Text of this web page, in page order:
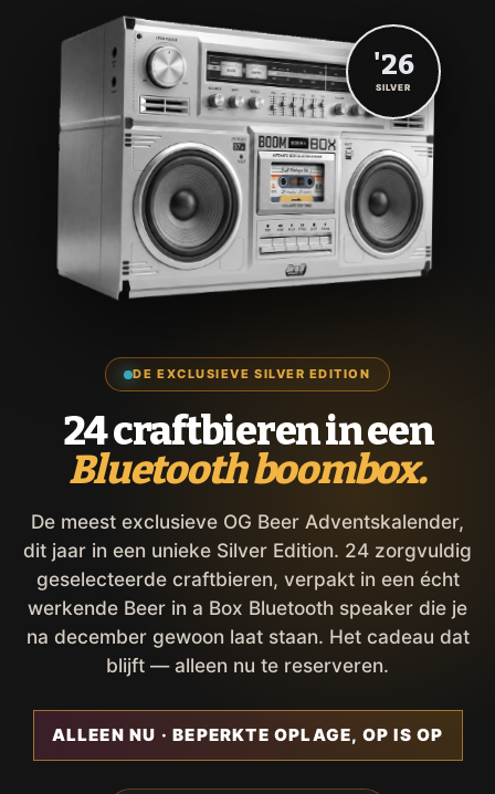
DE EXCLUSIEVE SILVER EDITION
24 craftbieren in een
Bluetooth boombox.
De meest exclusieve OG Beer Adventskalender,
dit jaar in een unieke Silver Edition. 24 zorgvuldig
geselecteerde craftbieren, verpakt in een écht
werkende Beer in a Box Bluetooth speaker die je
na december gewoon laat staan. Het cadeau dat
blijft — alleen nu te reserveren.
ALLEEN NU · BEPERKTE OPLAGE, OP IS OP
'26
SILVER